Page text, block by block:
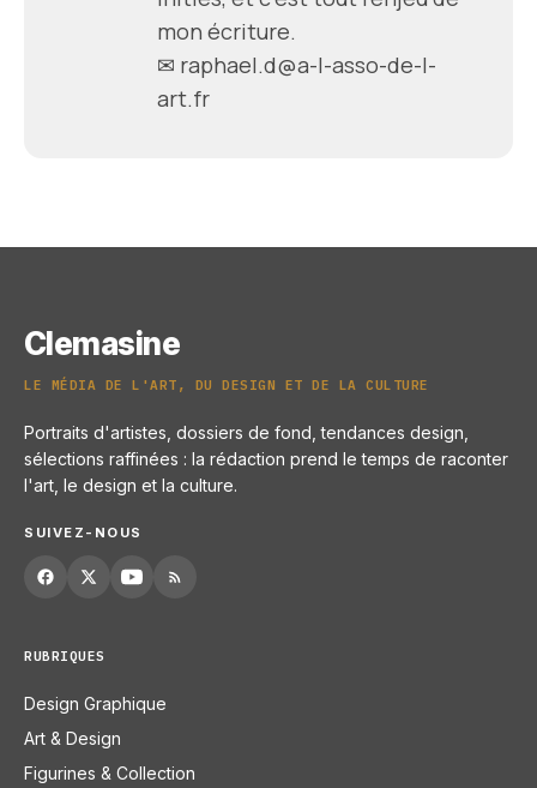
mon écriture.
✉ raphael.d@a-l-asso-de-l-
art.fr
Clemasine
LE MÉDIA DE L'ART, DU DESIGN ET DE LA CULTURE
Portraits d'artistes, dossiers de fond, tendances design,
sélections raffinées : la rédaction prend le temps de raconter
l'art, le design et la culture.
SUIVEZ-NOUS
RUBRIQUES
Design Graphique
Art & Design
Figurines & Collection